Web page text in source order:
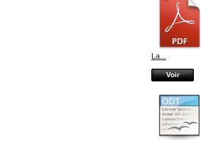
La...
Voir